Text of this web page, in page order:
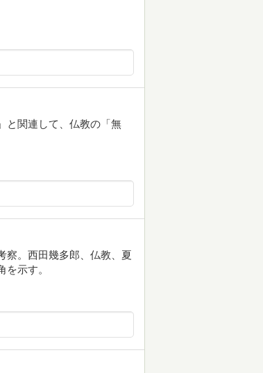
と関連して、仏教の「無
察。西田幾多郎、仏教、夏
示す。